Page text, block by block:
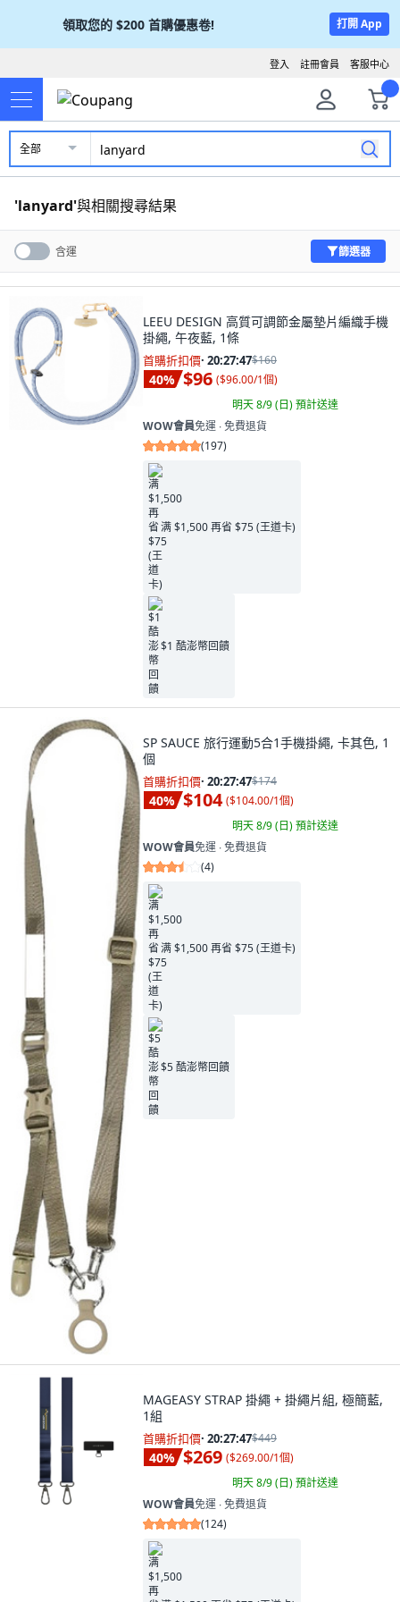
領取您的 $200 首購優惠卷! 打開 App
客服中心
註冊會員
登入
全部
'lanyard'與相關搜尋結果
含運 篩選器
LEEU DESIGN 高質可調節金屬墊片編織手機
掛繩, 午夜藍, 1條
首購折扣價· 20:27:46$160
40% $96 ($96.00/1個)
明天 8/9 (日)預計送達
WOW會員免運 ∙ 免費退貨
(197)
满 $1,500 再省 $75 (王道卡)
$1 酷澎幣回饋
SP SAUCE 旅行運動5合1手機掛繩, 卡其色, 1
個
首購折扣價· 20:27:46$174
40% $104 ($104.00/1個)
明天 8/9 (日)預計送達
WOW會員免運 ∙ 免費退貨
(4)
满 $1,500 再省 $75 (王道卡)
$5 酷澎幣回饋
MAGEASY STRAP 掛繩 + 掛繩片組, 極簡藍,
1組
首購折扣價· 20:27:46$449
40% $269 ($269.00/1個)
明天 8/9 (日)預計送達
WOW會員免運 ∙ 免費退貨
(124)